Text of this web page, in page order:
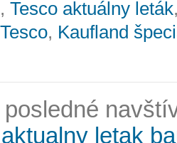
, Tesco aktuálny leták,
Tesco, Kaufland
posledné
aktualny letak